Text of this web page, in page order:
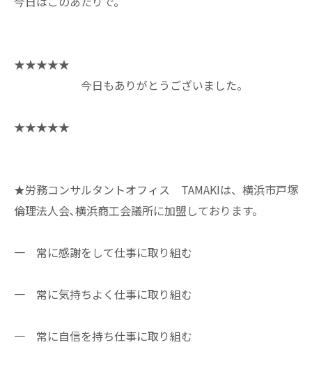
★★★★★
今日もありがとうございました。
★★★★★
★労務コンサルタントオフィス TAMAKIは、横浜市戸塚
倫理法人会､横浜商工会議所に加盟しております。
一 常に感謝をして仕事に取り組む
一 常に気持ちよく仕事に取り組む
一 常に自信を持ち仕事に取り組む